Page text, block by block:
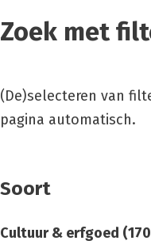
Zoek met
(De)selecteren van
pagina automatisch.
Soort
Cultuur & erfgoed